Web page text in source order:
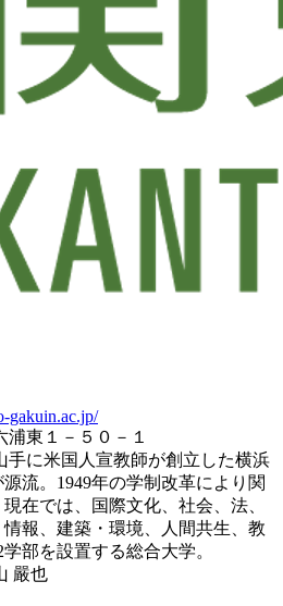
gakuin.ac.jp/
東１－５０－１
手に米国人宣教師が創立した横浜
流。1949年の学制改革により関
在では、国際文化、社会、法、
報、建築・環境、人間共生、教
部を設置する総合大学。
嚴也